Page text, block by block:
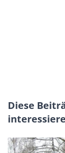
Diese